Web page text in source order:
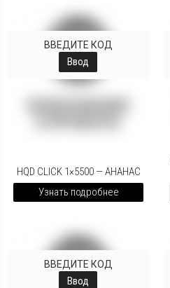
ВВЕДИТЕ КОД
Ввод
HQD CLICK 1×5500 — АНАНАС
Узнать подробнее
ВВЕДИТЕ КОД
Ввод